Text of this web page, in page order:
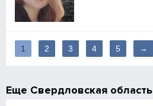
1 2 3 4 5 →
Еще Свердловская область